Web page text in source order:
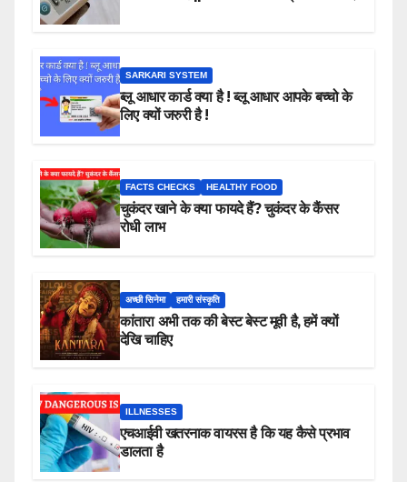
SARKARI SYSTEM
ब्लू आधार कार्ड क्या है ! ब्लू आधार आपके बच्चो के
लिए क्यों जरुरी है !
FACTS CHECKS HEALTHY FOOD
चुकंदर खाने के क्या फायदे हैं? चुकंदर के कैंसर
रोधी लाभ
अच्छी सिनेमा हमारी संस्कृति
कांतारा अभी तक की बेस्ट बेस्ट मूवी है, हमें क्यों
देखि चाहिए
ILLNESSES
एचआईवी खतरनाक वायरस है कि यह कैसे प्रभाव
डालता है